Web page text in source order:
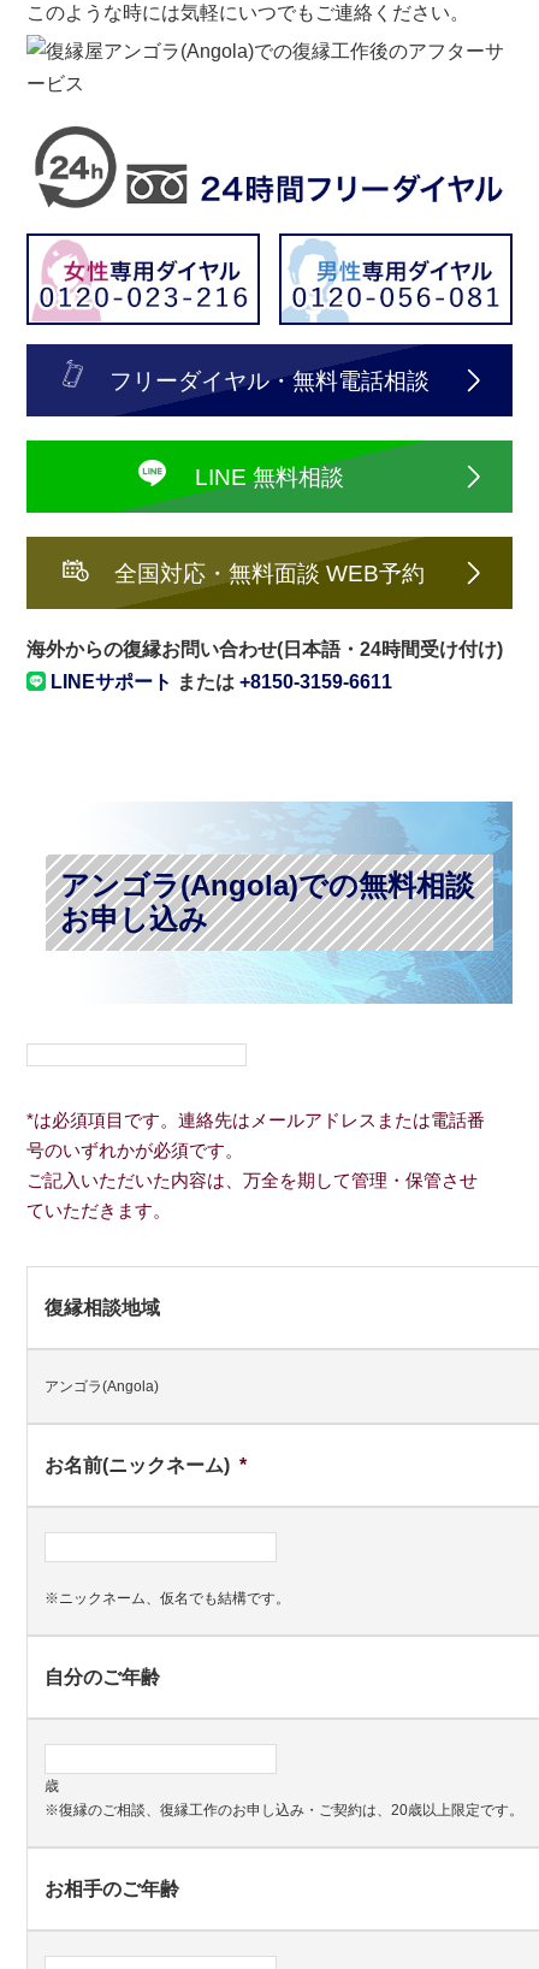
このような時には気軽にいつでもご連絡ください。
フリーダイヤル・無料電話相談
LINE 無料相談
全国対応・無料面談 WEB予約
海外からの復縁お問い合わせ(日本語・24時間受け付け)
LINEサポート または+8150-3159-6611
アンゴラ(Angola)での無料相談
お申し込み
*は必須項目です。連絡先はメールアドレスまたは電話番
号のいずれかが必須です。
ご記入いただいた内容は、万全を期して管理・保管させ
ていただきます。
復縁相談地域
アンゴラ(Angola)
お名前(ニックネーム) *
※ニックネーム、仮名でも結構です。
自分のご年齢
歳
※復縁のご相談、復縁工作のお申し込み・ご契約は、20歳以上限定です。
お相手のご年齢